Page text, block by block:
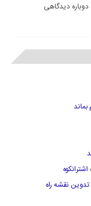
دیدگاهی
نقشه راه